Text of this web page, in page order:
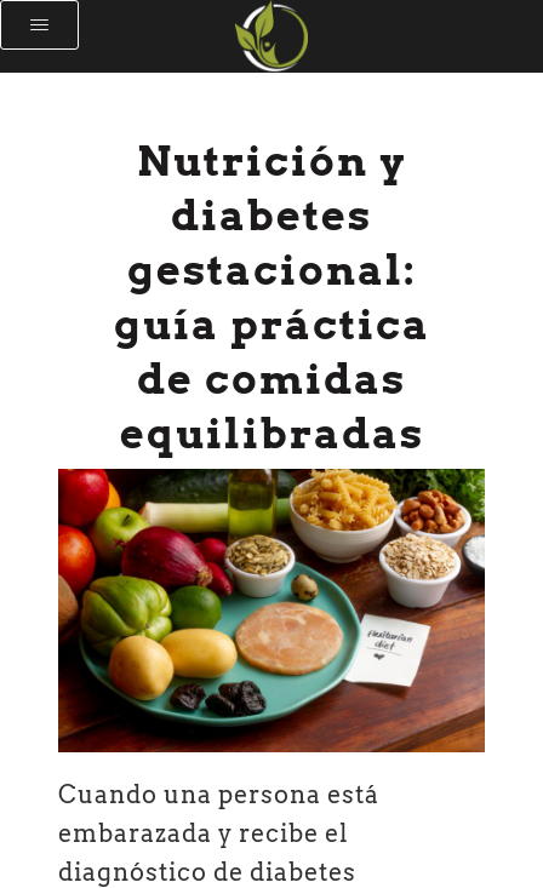
Nutrición y
diabetes
gestacional:
guía práctica
de comidas
equilibradas
Cuando una persona está
embarazada y recibe el
diagnóstico de diabetes